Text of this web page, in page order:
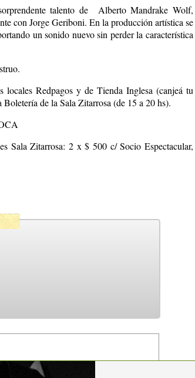
talento de Alberto Mandrake Wolf,
con Jorge Geriboni. En la producción artística se
un sonido nuevo sin perder la característica
Redpagos y de Tienda Inglesa (canjeá tu
de la Sala Zitarrosa (de 15 a 20 hs).
Zitarrosa: 2 x $ 500 c/ Socio Espectacular,